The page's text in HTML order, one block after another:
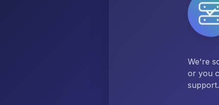
We're
or you
support.